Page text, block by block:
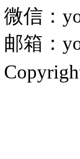
微信：
邮箱：